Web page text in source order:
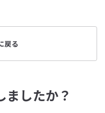
戻る
ましたか？